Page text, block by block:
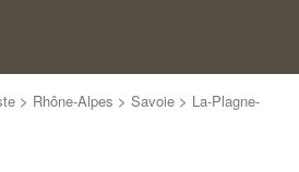
> Rhône-Alpes > Savoie > La-Plagne-